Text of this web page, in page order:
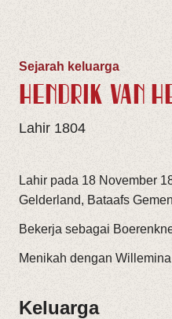
Sejarah keluarga
HENDRIK VAN
Lahir 1804
Lahir pada 18 November
Gelderland, Bataafs
Bekerja sebagai
Menikah dengan
Keluarga